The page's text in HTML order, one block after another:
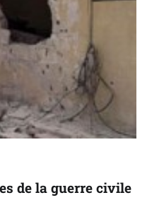
de la guerre civile